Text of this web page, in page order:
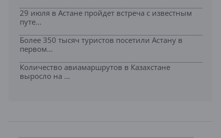
29 июля в Астане пройдет встреча с известным
путе...
Более 350 тысяч туристов посетили Астану в
первом...
Количество авиамаршрутов в Казахстане
выросло на ...